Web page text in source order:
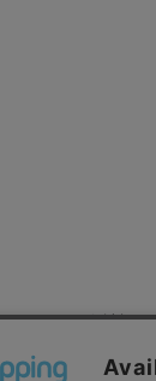
会社概要